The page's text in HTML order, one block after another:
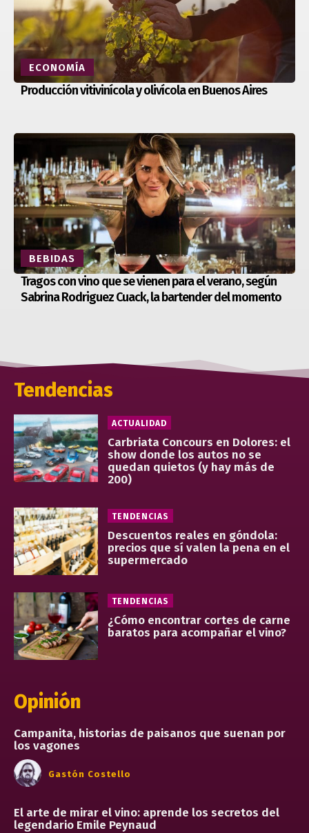
ECONOMÍA
Producción vitivinícola y olivícola en Buenos Aires
BEBIDAS
Tragos con vino que se vienen para el verano, según
Sabrina Rodriguez Cuack, la bartender del momento
Tendencias
ACTUALIDAD
Carbriata Concours en Dolores: el
show donde los autos no se
quedan quietos (y hay más de
200)
TENDENCIAS
Descuentos reales en góndola:
precios que sí valen la pena en el
supermercado
TENDENCIAS
¿Cómo encontrar cortes de carne
baratos para acompañar el vino?
Opinión
Campanita, historias de paisanos que suenan por
los vagones
Gastón Costello
El arte de mirar el vino: aprende los secretos del
legendario Emile Peynaud